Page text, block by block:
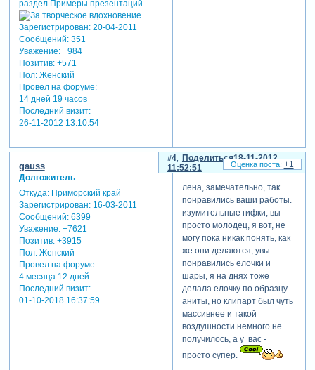
Зарегистрирован: 20-04-2011
Сообщений:351
Уважение: +984
Позитив: +571
Пол:Женский
Провел на форуме:
14 дней 19 часов
Последний визит:
26-11-2012 13:10:54
Поделиться
4
18-11-2012
11:52:51
gauss
Долгожитель
Откуда:Приморский край
Зарегистрирован: 16-03-2011
Сообщений:6399
Уважение: +7621
Позитив: +3915
Пол:Женский
Провел на форуме:
4 месяца 12 дней
Последний визит:
01-10-2018 16:37:59
лена, замечательно, так
понравились ваши работы.
изумительные гифки, вы
просто молодец, я вот, не
могу пока никак понять, как
же они делаются, увы...
понравились елочки и
шары, я на днях тоже
делала елочку по образцу
аниты, но клипарт был чуть
массивнее и такой
воздушности немного не
получилось, а у вас -
просто супер.
+1